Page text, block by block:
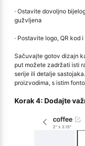
· Ostavite dovoljno
gužvljena
· Postavite logo, QR
Sačuvajte gotov dizajn
put možete zadržati isti
serije ili detalje
proizvodima, s istim
Korak 4: Dodajte